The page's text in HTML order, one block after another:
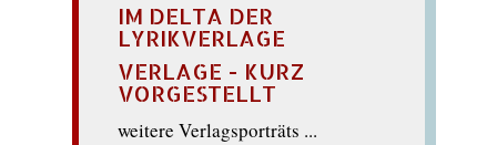
IM DELTA DER
LYRIKVERLAGE
VERLAGE - KURZ
VORGESTELLT
weitere Verlagsporträts ...